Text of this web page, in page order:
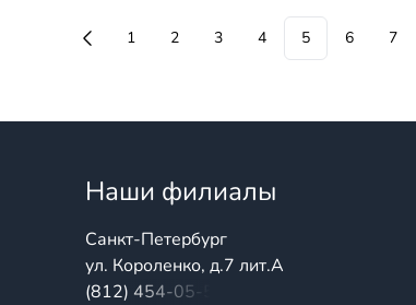
1 2 3 4 5 6 7
Наши филиалы
Санкт-Петербург
ул. Короленко, д.7 лит.А
(812) 454-05-54